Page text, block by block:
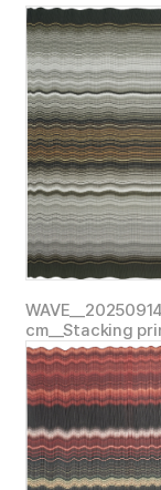
시
전)
) @ MCM Haus
) @ Dragon City,서울,
cm__Stacking